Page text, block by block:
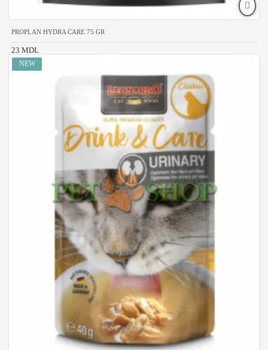
PROPLAN HYDRA CARE 75 GR
23 MDL